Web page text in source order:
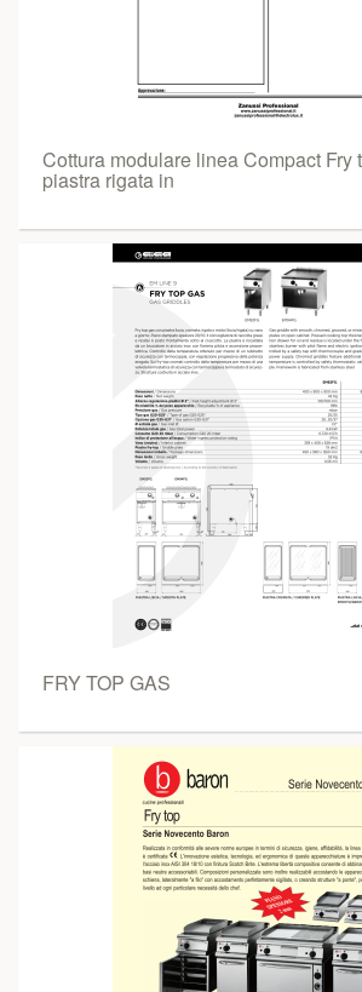
Cottura modulare linea Compact Fry
piastra rigata in
FRY TOP GAS